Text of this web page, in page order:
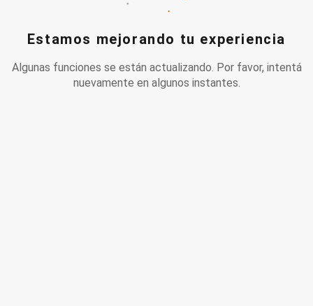
Estamos mejorando tu experiencia
Algunas funciones se están actualizando. Por favor, intentá
nuevamente en algunos instantes.